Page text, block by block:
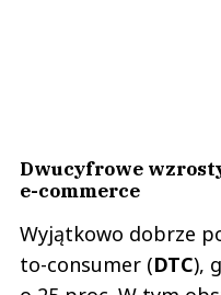
Dwucyfrowe
e-commerce
Wyjątkowo dobrze
to-consumer (DTC),